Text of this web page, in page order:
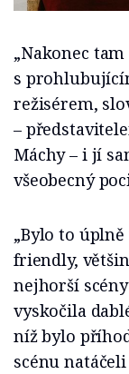
„Nakonec
s
režisérem,
–
Máchy – i jí
všeobecný
„Bylo to
friendly,
nejhorší
vyskočila
níž bylo
scénu